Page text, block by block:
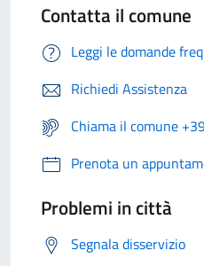
Contatta il comune
Leggi le domande
Richiedi Assistenza
Chiama il comune
Prenota un
Problemi in città
Segnala disservizio